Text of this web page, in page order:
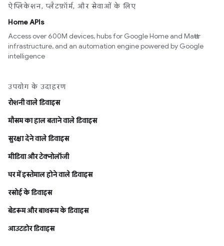
ऐप्लिकेशन, प्लैटफ़ॉर्म, और सेवाओं के लिए
Home APIs
Access over 600M devices, hubs for Google Home and Matter
infrastructure, and an automation engine powered by Google
intelligence
उपयोग के उदाहरण
रोशनी वाले डिवाइस
मौसम का हाल बताने वाले डिवाइस
सुरक्षा देने वाले डिवाइस
मीडिया और टेक्नोलॉजी
घर में इस्तेमाल होने वाले डिवाइस
रसोई के डिवाइस
बेडरूम और बाथरूम के डिवाइस
आउटडोर डिवाइस